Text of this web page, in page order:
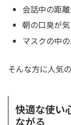
会話中の距
朝の口臭が
マスクの中
そんな方に人気
快適な使い
ながる